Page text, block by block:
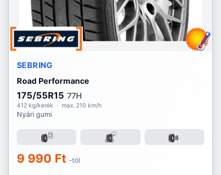
SEBRING
Road Performance
175/55R15 77H
412 kg/kerék · max. 210 km/h
Nyári gumi
9 990 Ft -tól